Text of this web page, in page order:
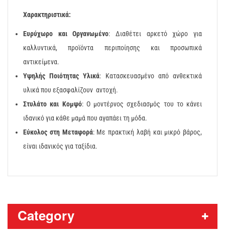
Χαρακτηριστικά:
Ευρύχωρο και Οργανωμένο: Διαθέτει αρκετό χώρο για
καλλυντικά, προϊόντα περιποίησης και προσωπικά
αντικείμενα.
Υψηλής Ποιότητας Υλικά: Κατασκευασμένο από ανθεκτικά
υλικά που εξασφαλίζουν αντοχή.
Στυλάτο και Κομψό: Ο μοντέρνος σχεδιασμός του το κάνει
ιδανικό για κάθε μαμά που αγαπάει τη μόδα.
Εύκολος στη Μεταφορά: Με πρακτική λαβή και μικρό βάρος,
είναι ιδανικός για ταξίδια.
Category